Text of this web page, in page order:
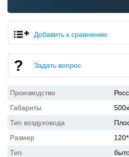
Добавить к сравнению
Задать вопрос
Производство
Габариты
Тип воздуховода
Размер
Тип